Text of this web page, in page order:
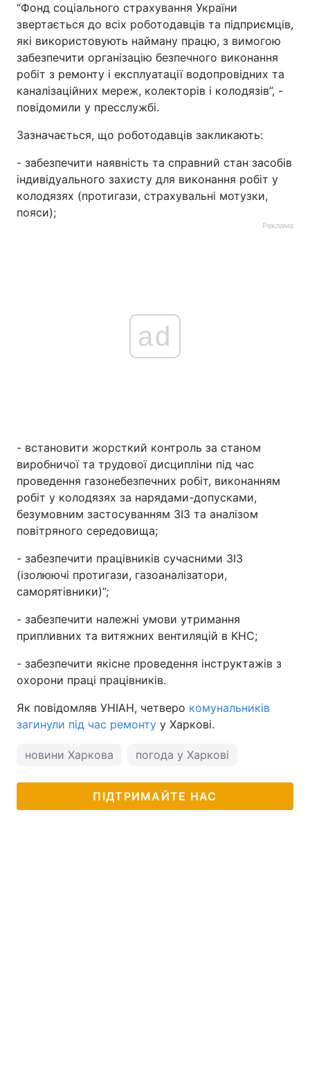
“Фонд соціального страхування України
звертається до всіх роботодавців та підприємців,
які використовують найману працю, з вимогою
забезпечити організацію безпечного виконання
робіт з ремонту і експлуатації водопровідних та
каналізаційних мереж, колекторів і колодязів”, -
повідомили у пресслужбі.
Зазначається, що роботодавців закликають:
- забезпечити наявність та справний стан засобів
індивідуального захисту для виконання робіт у
колодязях (протигази, страхувальні мотузки,
пояси);
Реклама
ad
- встановити жорсткий контроль за станом
виробничої та трудової дисципліни під час
проведення газонебезпечних робіт, виконанням
робіт у колодязях за нарядами-допусками,
безумовним застосуванням ЗІЗ та аналізом
повітряного середовища;
- забезпечити працівників сучасними ЗІЗ
(ізолюючі протигази, газоаналізатори,
саморятівники)”;
- забезпечити належні умови утримання
припливних та витяжних вентиляцій в КНС;
- забезпечити якісне проведення інструктажів з
охорони праці працівників.
Як повідомляв УНІАН, четверо комунальників
загинули під час ремонту у Харкові.
новини Харкова погода у Харкові
ПІДТРИМАЙТЕ НАС